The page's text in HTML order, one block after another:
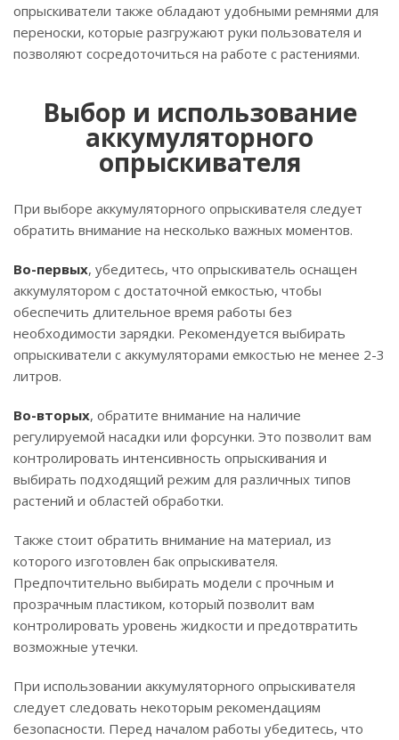
опрыскиватели также обладают удобными ремнями для
переноски, которые разгружают руки пользователя и
позволяют сосредоточиться на работе с растениями.
Выбор и использование
аккумуляторного
опрыскивателя
При выборе аккумуляторного опрыскивателя следует
обратить внимание на несколько важных моментов.
Во-первых, убедитесь, что опрыскиватель оснащен
аккумулятором с достаточной емкостью, чтобы
обеспечить длительное время работы без
необходимости зарядки. Рекомендуется выбирать
опрыскиватели с аккумуляторами емкостью не менее 2-3
литров.
Во-вторых, обратите внимание на наличие
регулируемой насадки или форсунки. Это позволит вам
контролировать интенсивность опрыскивания и
выбирать подходящий режим для различных типов
растений и областей обработки.
Также стоит обратить внимание на материал, из
которого изготовлен бак опрыскивателя.
Предпочтительно выбирать модели с прочным и
прозрачным пластиком, который позволит вам
контролировать уровень жидкости и предотвратить
возможные утечки.
При использовании аккумуляторного опрыскивателя
следует следовать некоторым рекомендациям
безопасности. Перед началом работы убедитесь, что